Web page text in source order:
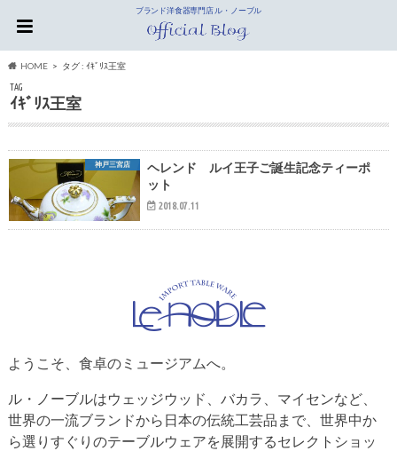
ブランド洋食器専門店 ル・ノーブル
HOME タグ : ｲｷﾞﾘｽ王室
TAG
ｲｷﾞﾘｽ王室
神戸三宮店
ヘレンド ルイ王子ご誕生記念ティーポ
ット
2018.07.11
ようこそ、食卓のミュージアムへ。
ル・ノーブルはウェッジウッド、バカラ、マイセンなど、
世界の一流ブランドから日本の伝統工芸品まで、世界中か
ら選りすぐりのテーブルウェアを展開するセレクトショッ